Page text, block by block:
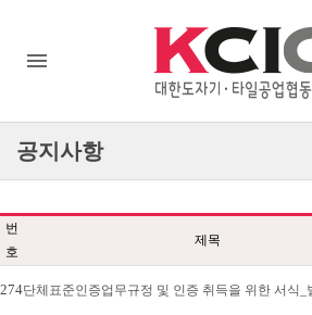
공지사항
번
호
제목
274단체표준인증업무규정 및 인증 취득을 위한 서식_